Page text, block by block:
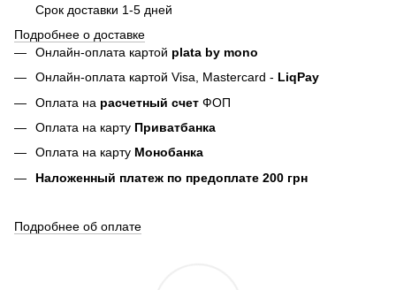
Срок доставки 1-5 дней
Подробнее о доставке
Онлайн-оплата картой plata by mono
Онлайн-оплата картой Visa, Mastercard - LiqPay
Оплата на расчетный счет ФОП
Оплата на карту Приватбанка
Оплата на карту Монобанка
Наложенный платеж по предоплате 200 грн
Подробнее об оплате